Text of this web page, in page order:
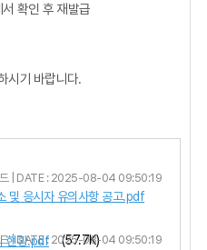
확인 후 재발급
시기 바랍니다.
및 응시자 유의사항 공고.pdf
드 | DATE : 2025-08-04 09:50:19
현황.pdf (57.7K)
드 | DATE : 2025-08-04 09:50:19